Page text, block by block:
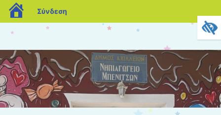
blogs.sch.gr
Σύνδεση